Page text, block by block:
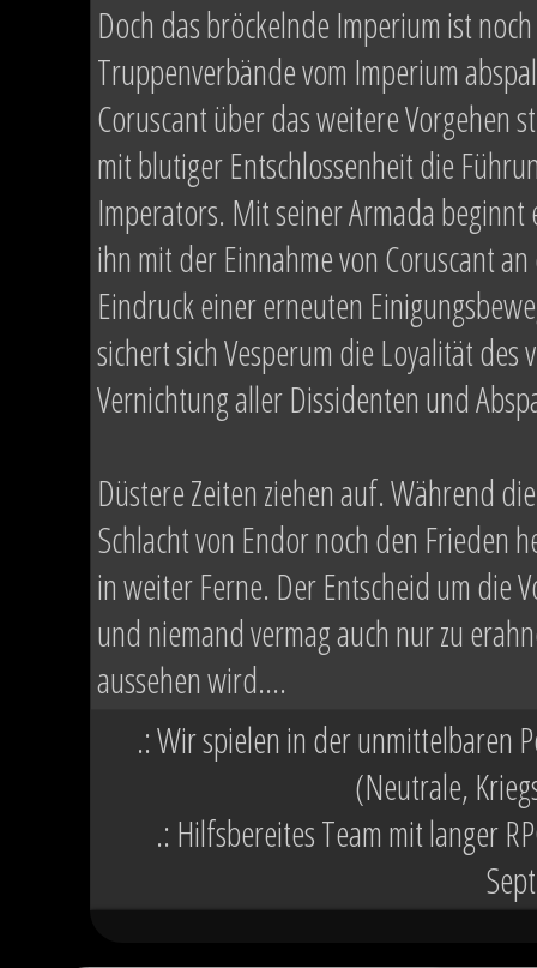
Doch das bröckelnde Imperium ist
Truppenverbände vom Imperium
Coruscant über das weitere Vorgehen
mit blutiger Entschlossenheit die
Imperators. Mit seiner Armada
ihn mit der Einnahme von Coruscant
Eindruck einer erneuten
sichert sich Vesperum die Loyalität
Vernichtung aller Dissidenten und
Düstere Zeiten ziehen auf. Während
Schlacht von Endor noch den Frieden
in weiter Ferne. Der Entscheid um die
und niemand vermag auch nur zu
aussehen wird....
.: Wir spielen in der unmittelbaren
(Neutrale,
.: Hilfsbereites Team mit langer